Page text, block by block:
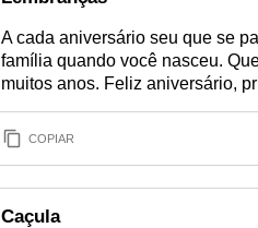
A cada aniversário seu que se
família quando você nasceu.
muitos anos. Feliz aniversário,
COPIAR
Caçula